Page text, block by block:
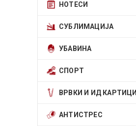
НОТЕСИ
СУБЛИМАЦИЈА
УБАВИНА
СПОРТ
ВРВКИ И ИД КАРТИЦИ
АНТИСТРЕС